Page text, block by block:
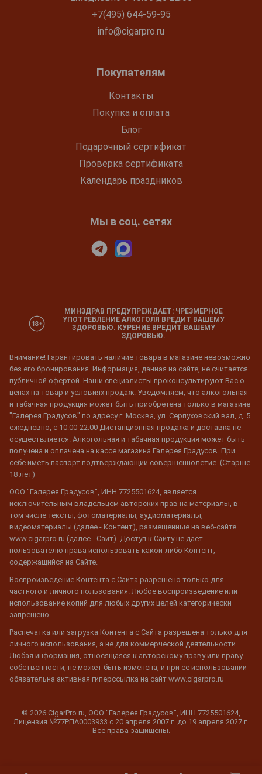
+7(495) 644-59-95
info@cigarpro.ru
Покупателям
Контакты
Покупка и оплата
Блог
Подарочный сертификат
Проверка сертификата
Календарь праздников
Мы в соц. сетях
МИНЗДРАВ ПРЕДУПРЕЖДАЕТ: ЧРЕЗМЕРНОЕ
УПОТРЕБЛЕНИЕ АЛКОГОЛЯ ВРЕДИТ ВАШЕМУ
ЗДОРОВЬЮ. КУРЕНИЕ ВРЕДИТ ВАШЕМУ
ЗДОРОВЬЮ.
Внимание! Гарантировать наличие товара в магазине невозможно
без его бронирования. Информация, данная на сайте, не считается
публичной офертой. Наши специалисты проконсультируют Вас о
ценах на товар и условиях продаж. Уведомляем, что алкогольная
и табачная продукция может быть приобретена только в магазине
"Галерея Градусов" по адресу г. Москва, ул. Серпуховский вал, д. 5
ежедневно, с 10:00-22:00 Дистанционная продажа и доставка не
осуществляется. Алкогольная и табачная продукция может быть
получена и оплачена на кассе магазина Галерея Градусов. При
себе иметь паспорт подтверждающий совершеннолетие. (Старше
18 лет)
ООО "Галерея Градусов", ИНН 7725501624, является
исключительным владельцем авторских прав на материалы, в
том числе тексты, фотоматериалы, аудиоматериалы,
видеоматериалы (далее - Контент), размещенные на веб-сайте
www.cigarpro.ru (далее - Сайт). Доступ к Сайту не дает
пользователю права использовать какой-либо Контент,
содержащийся на Сайте.
Воспроизведение Контента с Сайта разрешено только для
частного и личного пользования. Любое воспроизведение или
использование копий для любых других целей категорически
запрещено.
Распечатка или загрузка Контента с Сайта разрешена только для
личного использования, а не для коммерческой деятельности.
Любая информация, относящаяся к авторскому праву или праву
собственности, не может быть изменена, и при ее использовании
обязательна активная гиперссылка на сайт www.cigarpro.ru
© 2026 CigarPro.ru, ООО "Галерея Градусов", ИНН 7725501624,
Лицензия №77РПА0003933 c 20 апреля 2007 г. до 19 апреля 2027 г.
Все права защищены.